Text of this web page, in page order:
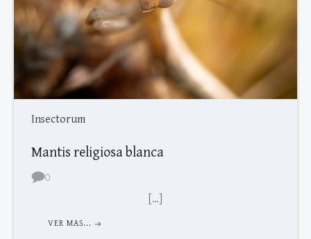
Insectorum
Mantis religiosa blanca
0
[…]
VER MAS...